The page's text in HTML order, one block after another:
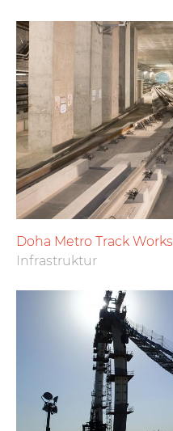
Doha Metro Track Works
Infrastruktur